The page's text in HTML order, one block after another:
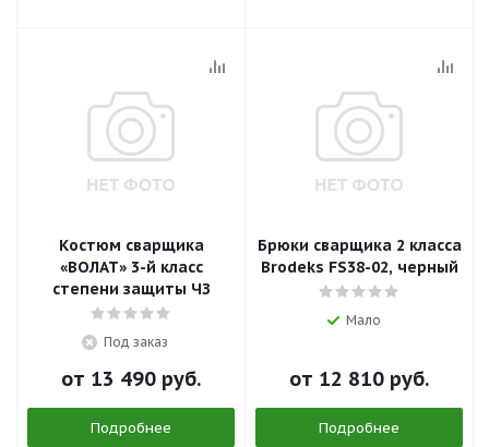
Костюм сварщика
«ВОЛАТ» 3-й класс
степени защиты ЧЗ
Под заказ
от 13 490 руб.
Подробнее
Брюки сварщика 2 класса
Brodeks FS38-02, черный
Мало
от 12 810 руб.
Подробнее